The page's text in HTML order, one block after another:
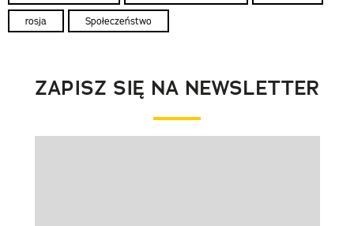
rosja Społeczeństwo
ZAPISZ SIĘ NA NEWSLETTER